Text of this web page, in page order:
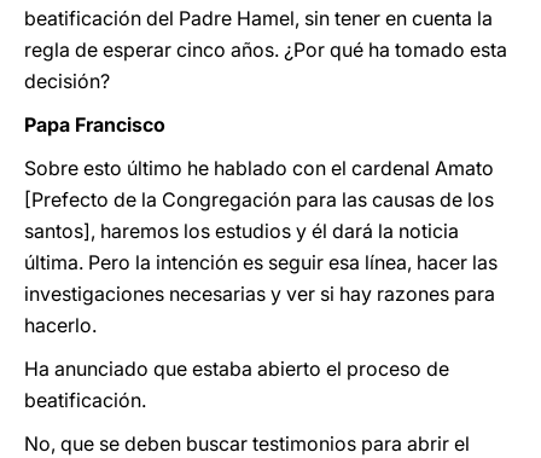
beatificación del Padre Hamel, sin tener en cuenta la
regla de esperar cinco años. ¿Por qué ha tomado esta
decisión?
Papa Francisco
Sobre esto último he hablado con el cardenal Amato
[Prefecto de la Congregación para las causas de los
santos], haremos los estudios y él dará la noticia
última. Pero la intención es seguir esa línea, hacer las
investigaciones necesarias y ver si hay razones para
hacerlo.
Ha anunciado que estaba abierto el proceso de
beatificación.
No, que se deben buscar testimonios para abrir el